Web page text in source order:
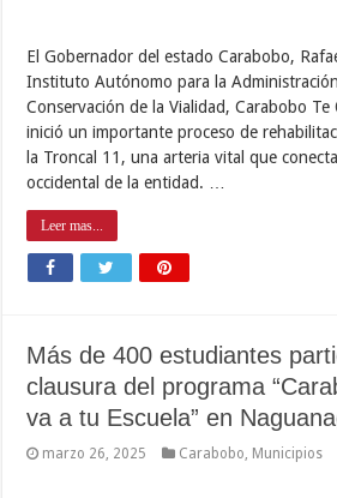
El Gobernador del estado Carabobo,
Instituto Autónomo para la
Conservación de la Vialidad, Carabobo
inició un importante proceso de
la Troncal 11, una arteria vital que
occidental de la entidad. …
Leer mas...
Más de 400 estudiantes
clausura del programa
va a tu Escuela” en
marzo 26, 2025 Carabobo, Municipios